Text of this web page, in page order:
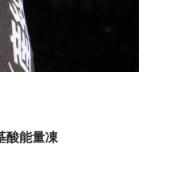
酸能量凍